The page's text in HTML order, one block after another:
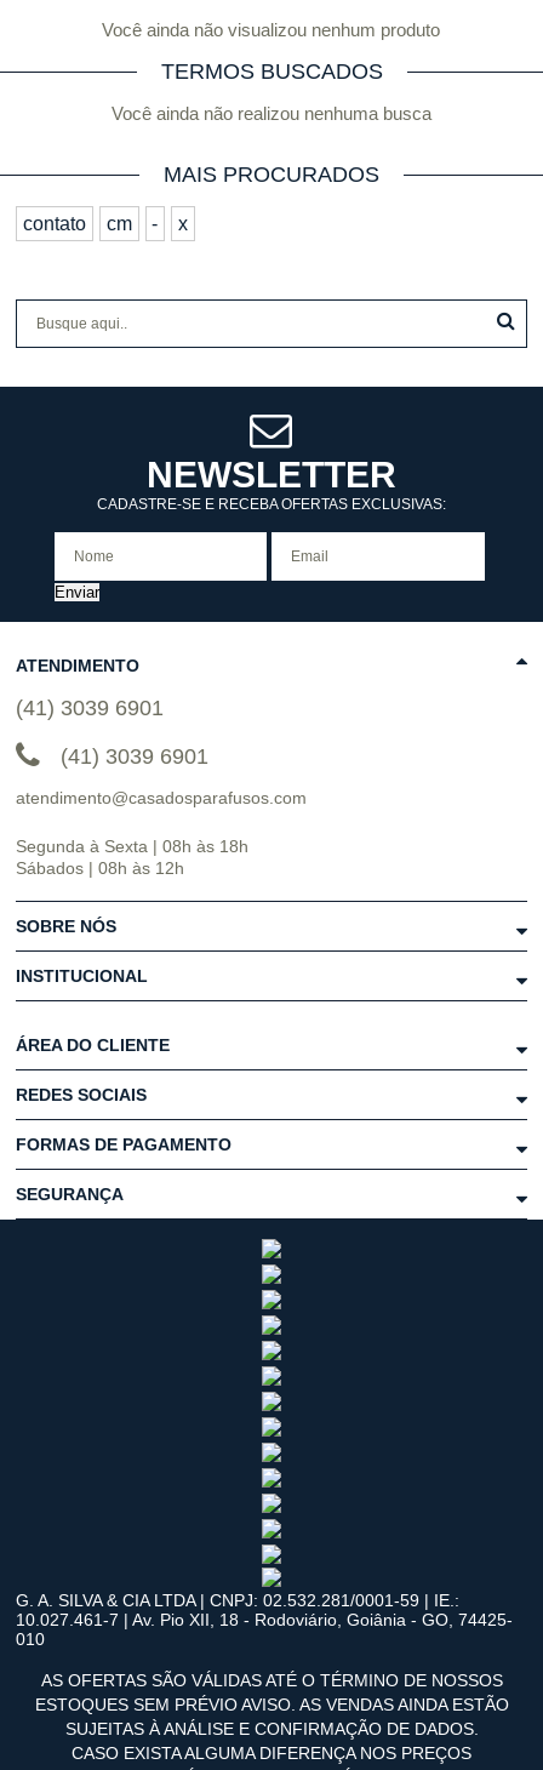
Você ainda não visualizou nenhum produto
TERMOS BUSCADOS
Você ainda não realizou nenhuma busca
MAIS PROCURADOS
contato cm - x
NEWSLETTER
CADASTRE-SE E RECEBA OFERTAS EXCLUSIVAS:
Enviar
ATENDIMENTO
(41) 3039 6901
(41) 3039 6901
atendimento@casadosparafusos.com
Segunda à Sexta | 08h às 18h
Sábados | 08h às 12h
SOBRE NÓS
INSTITUCIONAL
ÁREA DO CLIENTE
REDES SOCIAIS
FORMAS DE PAGAMENTO
SEGURANÇA
G. A. SILVA & CIA LTDA | CNPJ: 02.532.281/0001-59 | IE.:
10.027.461-7 | Av. Pio XII, 18 - Rodoviário, Goiânia - GO, 74425-
010
AS OFERTAS SÃO VÁLIDAS ATÉ O TÉRMINO DE NOSSOS
ESTOQUES SEM PRÉVIO AVISO. AS VENDAS AINDA ESTÃO
SUJEITAS À ANÁLISE E CONFIRMAÇÃO DE DADOS.
CASO EXISTA ALGUMA DIFERENÇA NOS PREÇOS